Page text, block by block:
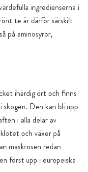
ingredienserna i
te är därför särskilt
på aminosyror,
ihärdig ört och finns
skogen. Den kan bli upp
i alla delar av
och växer på
maskrosen redan
först upp i europeiska